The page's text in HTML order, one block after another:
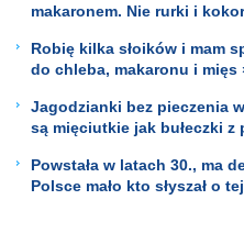
makaronem. Nie rurki i
Robię kilka słoików i mam
do chleba, makaronu i mięs
Jagodzianki bez pieczenia
są mięciutkie jak bułeczki z
Powstała w latach 30., ma
Polsce mało kto słyszał o